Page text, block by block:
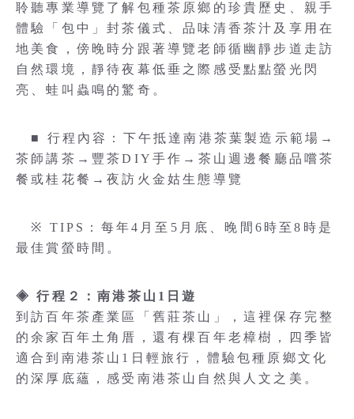
聆聽專業導覽了解包種茶原鄉的珍貴歷史、親手
體驗「包中」封茶儀式、品味清香茶汁及享用在
地美食，傍晚時分跟著導覽老師循幽靜步道走訪
自然環境，靜待夜幕低垂之際感受點點螢光閃
亮、蛙叫蟲鳴的驚奇。
■ 行程內容：下午抵達南港茶葉製造示範場→
茶師講茶→豐茶DIY手作→茶山週邊餐廳品嚐茶
餐或桂花餐→夜訪火金姑生態導覽
※ TIPS：每年4月至5月底、晚間6時至8時是
最佳賞螢時間。
◈ 行程２：南港茶山1日遊
到訪百年茶產業區「舊莊茶山」，這裡保存完整
的余家百年土角厝，還有棵百年老樟樹，四季皆
適合到南港茶山1日輕旅行，體驗包種原鄉文化
的深厚底蘊，感受南港茶山自然與人文之美。